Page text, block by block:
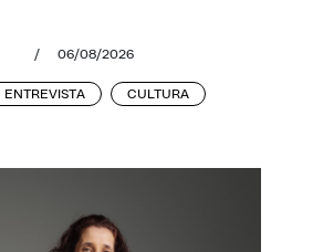
/ 06/08/2026
ENTREVISTA CULTURA